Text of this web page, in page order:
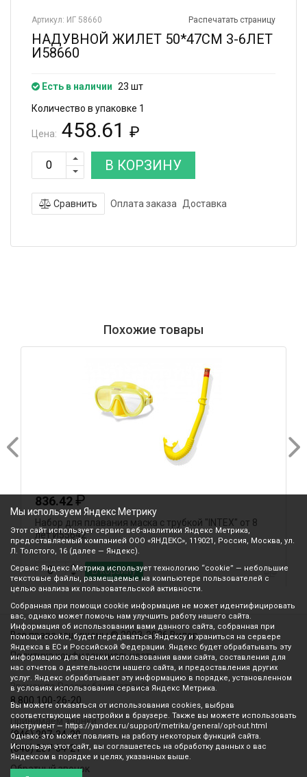
Распечатать страницу
Артикул: ИГ 58660
НАДУВНОЙ ЖИЛЕТ 50*47СМ 3-6ЛЕТ
И58660
Есть в наличии 23 шт
Количество в упаковке 1
Цена: 458.61 ₽
В КОРЗИНУ
Сравнить Оплата заказа Доставка
Похожие товары
836.42₽
Набор для плавания маска с трубкой "INTEX" от 8
лет И55642
В корзину
Все права защищены © 2003-2026 Вилор
Политика конфиденциальности
Звонок по России бесплатный
8 800 100-26-20
Принимаем звонки
(846) 207-34-20
(846) 207-34-21
Обратный звонок
Мы используем Яндекс Метрику
Этот сайт использует сервис веб-аналитики Яндекс Метрика,
предоставляемый компанией ООО «ЯНДЕКС», 119021, Россия, Москва, ул.
Л. Толстого, 16 (далее — Яндекс).
Сервис Яндекс Метрика использует технологию “cookie” — небольшие
текстовые файлы, размещаемые на компьютере пользователей с
целью анализа их пользовательской активности.
Собранная при помощи cookie информация не может идентифицировать
вас, однако может помочь нам улучшить работу нашего сайта.
Информация об использовании вами данного сайта, собранная при
помощи cookie, будет передаваться Яндексу и храниться на сервере
Яндекса в ЕС и Российской Федерации. Яндекс будет обрабатывать эту
информацию для оценки использования вами сайта, составления для
нас отчетов о деятельности нашего сайта, и предоставления других
услуг. Яндекс обрабатывает эту информацию в порядке, установленном
в условиях использования сервиса Яндекс Метрика.
Вы можете отказаться от использования cookies, выбрав
соответствующие настройки в браузере. Также вы можете использовать
инструмент — https://yandex.ru/support/metrika/general/opt-out.html
Однако это может повлиять на работу некоторых функций сайта.
Используя этот сайт, вы соглашаетесь на обработку данных о вас
Яндексом в порядке и целях, указанных выше.